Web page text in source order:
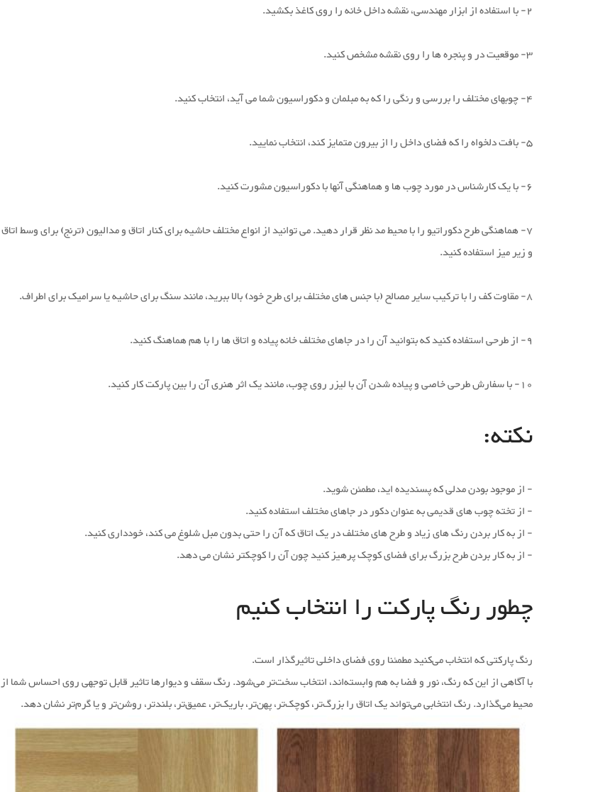
2- با استفاده از ابزار مهندسی، نقشه داخل خانه را روی کاغذ بکشید.
3- موقعیت در و پنجره ها را روی نقشه مشخص کنید.
4- چوبهای مختلف را بررسی و رنگی را که به مبلمان و دکوراسیون شما می آید، انتخاب کنید.
5- بافت دلخواه را که فضای داخل را از بیرون متمایز کند، انتخاب نمایید.
6- با یک کارشناس در مورد چوب ها و هماهنگی آنها با دکوراسیون مشورت کنید.
7- هماهنگی طرح دکوراتیو را با محیط مد نظر قرار دهید. می توانید از انواع مختلف حاشیه برای کنار اتاق و مدالیون (ترنج) برای وسط اتاق
و زیر میز استفاده کنید.
8- مقاوت کف را با ترکیب سایر مصالح (با جنس های مختلف برای طرح خود) بالا ببرید، مانند سنگ برای حاشیه یا سرامیک برای اطراف.
9- از طرحی استفاده کنید که بتوانید آن را در جاهای مختلف خانه پیاده و اتاق ها را با هم هماهنگ کنید.
10- با سفارش طرحی خاصی و پیاده شدن آن با لیزر روی چوب، مانند یک اثر هنری آن را بین پارکت کار کنید.
نکته:
- از موجود بودن مدلی که پسندیده اید، مطمئن شوید.
- از تخته چوب های قدیمی به عنوان دکور در جاهای مختلف استفاده کنید.
- از به کار بردن رنگ های زیاد و طرح های مختلف در یک اتاق که آن را حتی بدون مبل شلوغ می کند، خودداری کنید.
- از به کار بردن طرح بزرگ برای فضای کوچک پرهیز کنید چون آن را کوچکتر نشان می دهد.
چطور رنگ پارکت را انتخاب کنیم
رنگ پارکتی که انتخاب می‌کنید مطمئنا روی فضای داخلی تاثیرگذار است.
با آگاهی از این که رنگ، نور و فضا به هم وابسته‌اند، انتخاب سخت‌تر می‌شود. رنگ سقف و دیوارها تاثیر قابل توجهی روی احساس شما از
محیط می‌گذارد. رنگ انتخابی می‌تواند یک اتاق را بزرگ‌تر، کوچک‌تر، پهن‌تر، باریک‌تر، عمیق‌تر، بلندتر، روشن‌تر و یا گرم‌تر نشان دهد.